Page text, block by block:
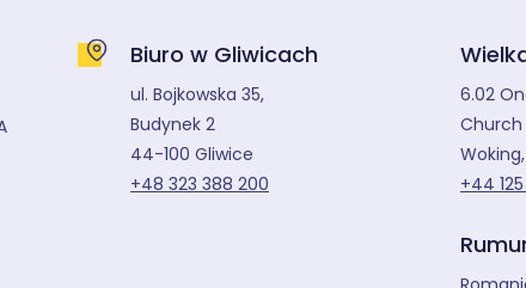
Biuro w Gliwicach
ul. Bojkowska 35,
Budynek 2
44-100 Gliwice
+48 323 388 200
6.02
Church
Woking,
+44